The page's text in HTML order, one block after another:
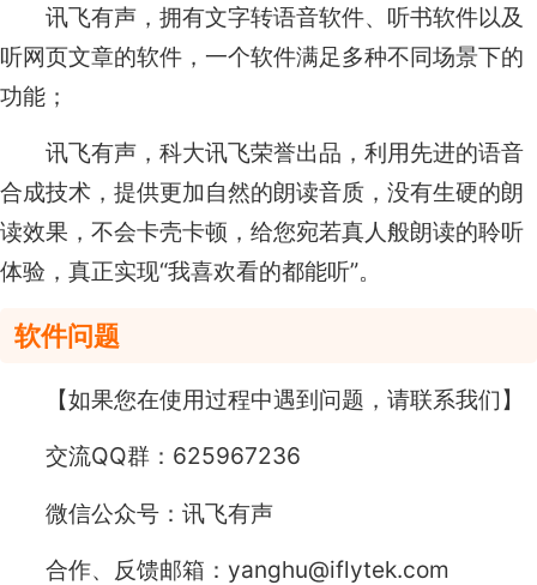
讯飞有声，拥有文字转语音软件、听书软件以及
听网页文章的软件，一个软件满足多种不同场景下的
功能；
讯飞有声，科大讯飞荣誉出品，利用先进的语音
合成技术，提供更加自然的朗读音质，没有生硬的朗
读效果，不会卡壳卡顿，给您宛若真人般朗读的聆听
体验，真正实现“我喜欢看的都能听”。
软件问题
【如果您在使用过程中遇到问题，请联系我们】
交流QQ群：625967236
微信公众号：讯飞有声
合作、反馈邮箱：yanghu@iflytek.com